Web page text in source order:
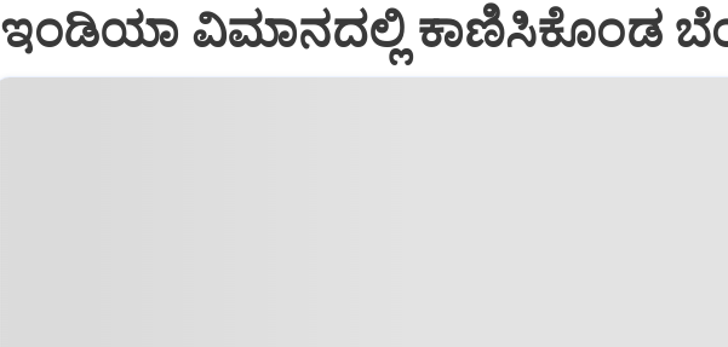
ಇಂಡಿಯಾ ವಿಮಾನದಲ್ಲಿ ಕಾಣಿಸಿಕೊಂಡ